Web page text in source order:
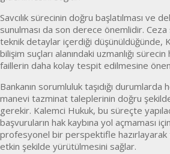
Savcılık sürecinin doğru başlatılması ve
sunulması da son derece önemlidir. Ceza
teknik detaylar içerdiği düşünüldüğünde,
bilişim suçları alanındaki uzmanlığı sürecin
faillerin daha kolay tespit edilmesine
Bankanın sorumluluk taşıdığı durumlarda
manevi tazminat taleplerinin doğru şekilde
gerekir. Kalemci Hukuk, bu süreçte
başvuruların hak kaybına yol açmaması
profesyonel bir perspektifle
etkin şekilde yürütülmesini sağlar.